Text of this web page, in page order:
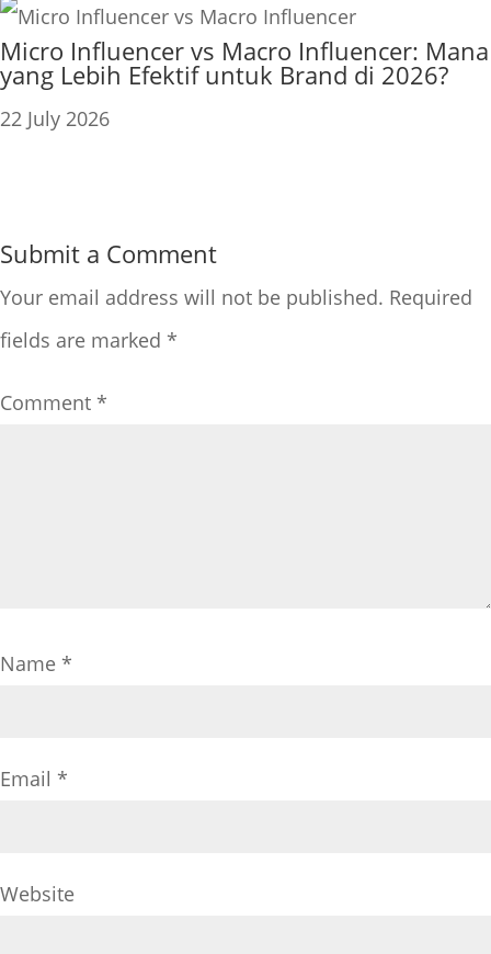
Micro Influencer vs Macro Influencer: Mana
yang Lebih Efektif untuk Brand di 2026?
22 July 2026
Submit a Comment
Your email address will not be published. Required
fields are marked *
Comment *
Name *
Email *
Website